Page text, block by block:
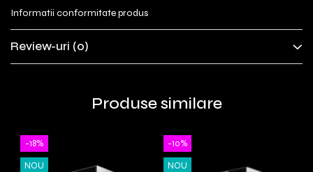
Informatii conformitate produs
Review-uri (0)
Produse similare
-18%
NOU
-10%
NOU